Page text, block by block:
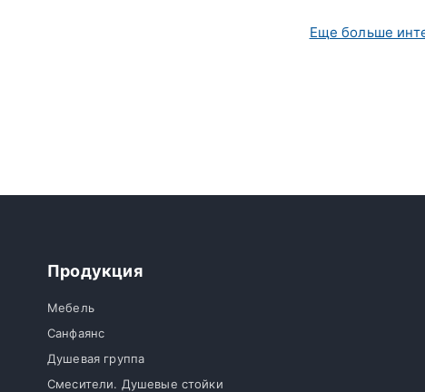
Еще больше
Продукция
Мебель
Санфаянс
Душевая группа
Смесители. Душевые стойки